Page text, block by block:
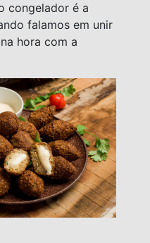
congelador é a
falamos em unir
hora com a